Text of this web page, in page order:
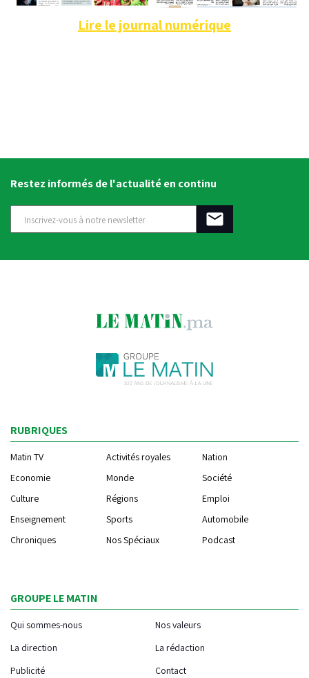
Lire le journal numérique
Restez informés de l'actualité en continu
RUBRIQUES
Matin TV Activités royales
Nation
Economie
Monde
Société
Culture
Régions
Emploi
Enseignement
Sports
Automobile
Chroniques
Nos Spéciaux Podcast
GROUPE LE MATIN
Qui sommes-nous
Nos valeurs
La direction
La rédaction
Publicité
Contact